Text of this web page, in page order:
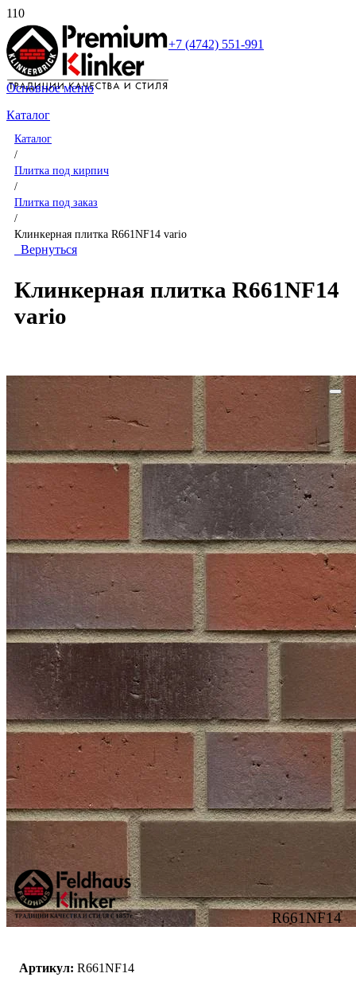
+7 (4742) 551-991
Основное меню
Каталог
Каталог
/
Плитка под кирпич
/
Плитка под заказ
/
Клинкерная плитка R661NF14 vario
Вернуться
Клинкерная плитка R661NF14
vario
R661NF14
Артикул: R661NF14